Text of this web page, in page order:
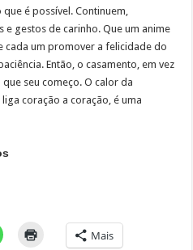
é possível. Continuem,
gestos de carinho. Que um anime
cada um promover a felicidade do
Então, o casamento, em vez
seu começo. O calor da
coração a coração, é uma
Mais